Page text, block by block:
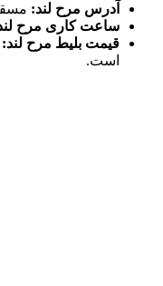
آدرس مرح لند:
ساعت کاری مرح
قیمت بلیط مرح لند:
است.